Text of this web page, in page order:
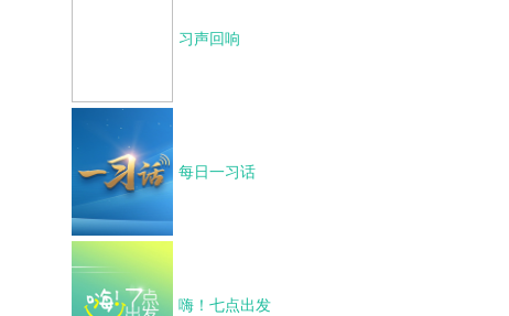
习声回响
每日一习话
嗨！七点出发